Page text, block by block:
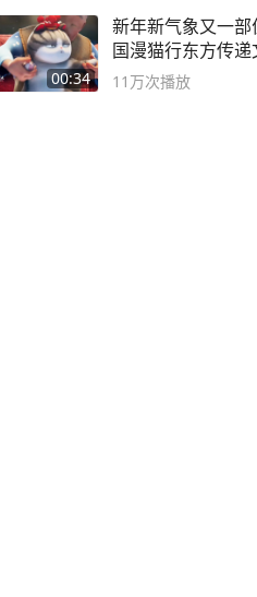
00:34
新年新气象又一
国漫猫行东方传
11万次播放